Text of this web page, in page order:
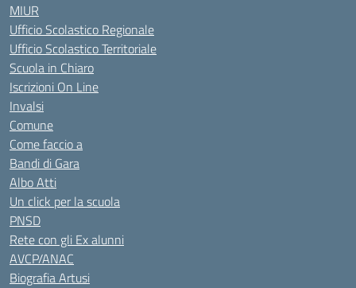
MIUR
Ufficio Scolastico Regionale
Ufficio Scolastico Territoriale
Scuola in Chiaro
Iscrizioni On Line
Invalsi
Comune
Come faccio a
Bandi di Gara
Albo Atti
Un click per la scuola
PNSD
Rete con gli Ex alunni
AVCP/ANAC
Biografia Artusi